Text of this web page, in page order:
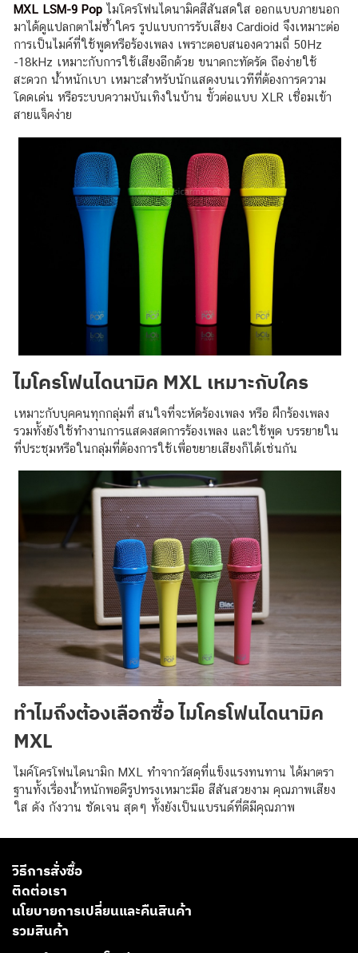
MXL LSM-9 Pop ไมโครโฟนไดนามิคสีสันสดใส ออกแบบภายนอก
มาได้ดูแปลกตาไม่ซ้ำใคร รูปแบบการรับเสียง Cardioid จึงเหมาะต่อ
การเป็นไมค์ที่ใช้พูดหรือร้องเพลง เพราะตอบสนองความถี่ 50Hz
-18kHz เหมาะกับการใช้เสียงอีกด้วย ขนาดกะทัดรัด ถือง่ายใช้
สะดวก น้ำหนักเบา เหมาะสำหรับนักแสดงบนเวทีที่ต้องการความ
โดดเด่น หรือระบบความบันเทิงในบ้าน ขั้วต่อแบบ XLR เชื่อมเข้า
สายแจ็คง่าย
ไมโครโฟนไดนามิค MXL เหมาะกับใคร
เหมาะกับบุคคนทุกกลุ่มที่ สนใจที่จะหัดร้องเพลง หรือ ฝึกร้องเพลง
รวมทั้งยังใช้ทำงานการแสดงสดการร้องเพลง และใช้พูด บรรยายใน
ที่ประชุมหรือในกลุ่มที่ต้องการใช้เพื่อขยายเสียงก็ได้เช่นกัน
ทำไมถึงต้องเลือกซื้อ ไมโครโฟนไดนามิค
MXL
ไมค์โครโฟนไดนามิก MXL ทำจากวัสดุที่แข็งแรงทนทาน ได้มาตรา
ฐานทั้งเรื่องน้ำหนักพอดีรูปทรงเหมาะมือ สีสันสวยงาม คุณภาพเสียง
ใส ดัง กังวาน ชัดเจน สุดๆ ทั้งยังเป็นแบรนด์ที่ดีมีคุณภาพ
วิธีการสั่งซื้อ
ติดต่อเรา
นโยบายการเปลี่ยนและคืนสินค้า
รวมสินค้า